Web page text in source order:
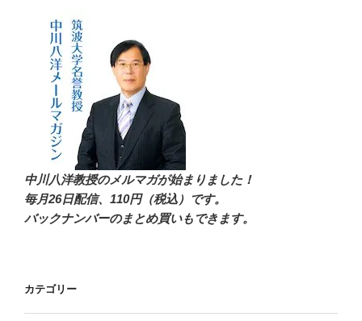
中川八洋教授のメルマガが始まりました！
毎月26日配信、110円（税込）です。
バックナンバーのまとめ買いもできます。
カテゴリー